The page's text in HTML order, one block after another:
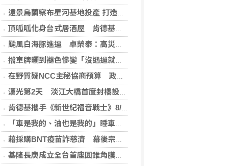
遠景烏蘭察布星河基地投產 打造吉瓦級AI基礎設施新模式
頂呱呱化身台式居酒屋 肯德基聯名EVA攻漫迷
颱風白海豚進逼 卓榮泰：高災害潛勢區加強預防性整備
擋車牌曬到褪色慘變「沒遇過就好了」！崔始源親朝聖崩潰喊：記得常換照片
在野質疑NCC主秘協商預算 政院：委員全出缺所致
漢光第2天 淡江大橋首度封橋設3防線阻敵直衝中樞
肯德基攜手《新世紀福音戰士》8/11霸脆覺醒 首度跨界台灣速食品牌！
「車是我的、油也是我的」睡車竟被收住宿費 官方一句話打臉飯店
藉採購BNT疫苗詐慈濟 幕後宗教團體夫婦接押禁見
基隆長庚成立全台首座圓錐角膜中心 守護國人視力健康